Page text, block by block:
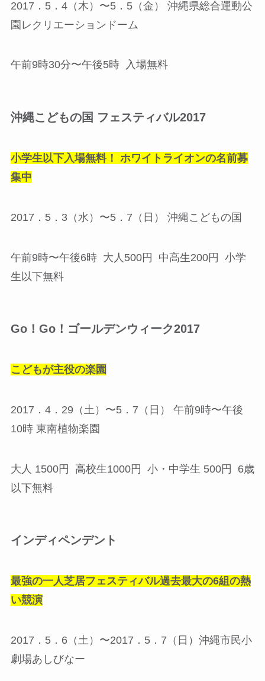
2017．5．4（木）〜5．5（金） 沖縄県総合運動公
園レクリエーションドーム
午前9時30分〜午後5時 入場無料
沖縄こどもの国 フェスティバル2017
小学生以下入場無料！ ホワイトライオンの名前募
集中
2017．5．3（水）〜5．7（日） 沖縄こどもの国
午前9時〜午後6時 大人500円 中高生200円 小学
生以下無料
Go！Go！ゴールデンウィーク2017
こどもが主役の楽園
2017．4．29（土）〜5．7（日） 午前9時〜午後
10時 東南植物楽園
大人 1500円 高校生1000円 小・中学生 500円 6歳
以下無料
インディペンデント
最強の一人芝居フェスティバル過去最大の6組の熱
い競演
2017．5．6（土）〜2017．5．7（日）沖縄市民小
劇場あしびなー